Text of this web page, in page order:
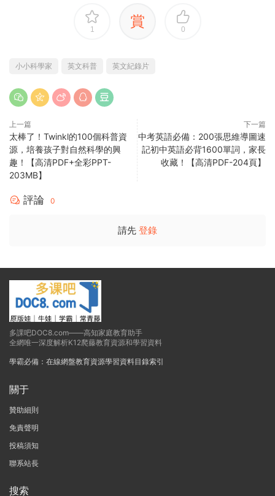
1 賞 0
小小科學家 英文科普 英文紀錄片
上一篇
太棒了！Twinkl的100個科普資
源，培養孩子對自然科學的興
趣！【高清PDF+全彩PPT-
203MB】
下一篇
中考英語必備：200張思維導圖速
記初中英語必背1600單詞，家長
收藏！【高清PDF-204頁】
評論 0
請先 登錄
多課吧DOC8.com——高知家庭教育助手
全網唯一深度解析K12爬藤教育資源和學習資料
學霸必備：在線網盤教育資源學習資料目錄索引
關于
贊助細則
免責聲明
投稿須知
聯系站長
搜索